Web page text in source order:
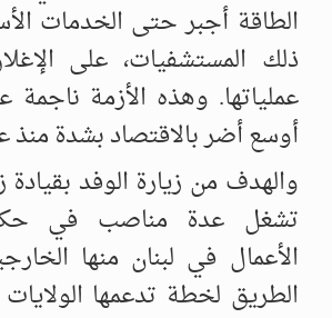
الطاقة أجبر حتى الخدمات
ذلك المستشفيات، على
عملياتها. وهذه الأزمة ناجمة
أوسع أضر بالاقتصاد بشدة منذ عام
والهدف من زيارة الوفد بقيادة
تشغل عدة مناصب في
الأعمال في لبنان منها
الطريق لخطة تدعمها